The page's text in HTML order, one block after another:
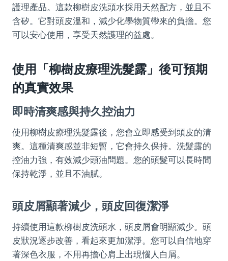
護理產品。這款柳樹皮洗頭水採用天然配方，並且不
含矽。它對頭皮溫和，減少化學物質帶來的負擔。您
可以安心使用，享受天然護理的益處。
使用「柳樹皮療理洗髮露」後可預期
的真實效果
即時清爽感與持久控油力
使用柳樹皮療理洗髮露後，您會立即感受到頭皮的清
爽。這種清爽感並非短暫，它會持久保持。洗髮露的
控油力強，有效減少頭油問題。您的頭髮可以長時間
保持乾淨，並且不油膩。
頭皮屑顯著減少，頭皮回復潔淨
持續使用這款柳樹皮洗頭水，頭皮屑會明顯減少。頭
皮狀況逐步改善，看起來更加潔淨。您可以自信地穿
著深色衣服，不用再擔心肩上出現惱人白屑。